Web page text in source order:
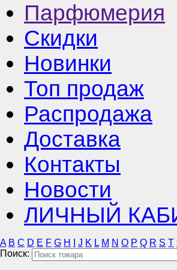
Парфюмерия
Скидки
Новинки
Топ продаж
Распродажа
Доставка
Контакты
Новости
ЛИЧНЫЙ
A B C D E F G H J K L M N O P Q R S T
Поиск: